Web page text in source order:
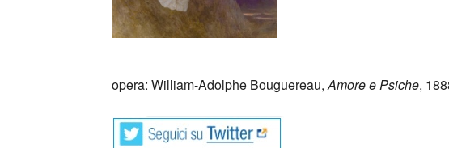
opera: William-Adolphe Bouguereau,Amore e Psiche,